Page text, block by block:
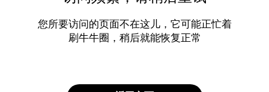
您所要访问的页面不在这儿，它可能正忙着
刷牛牛圈，稍后就能恢复正常